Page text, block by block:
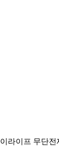
라이프 무단전